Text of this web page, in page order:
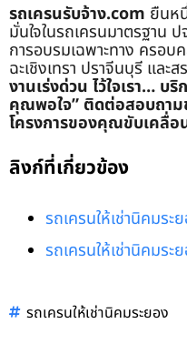
รถเครนรับจ้าง.com ยืนห
มั่นใจในรถเครนมาตรฐาน
การอบรมเฉพาะทาง ครอ
ฉะเชิงเทรา ปราจีนบุรี และส
งานเร่งด่วน ไว้ใจเรา… บ
คุณพอใจ” ติดต่อสอบถาม
โครงการของคุณขับเคลื่อ
ลิงก์ที่เกี่ยวข้อง
รถเครนให้เช่านิคมระ
รถเครนให้เช่านิคมระ
รถเครนให้เช่านิคมระยอง